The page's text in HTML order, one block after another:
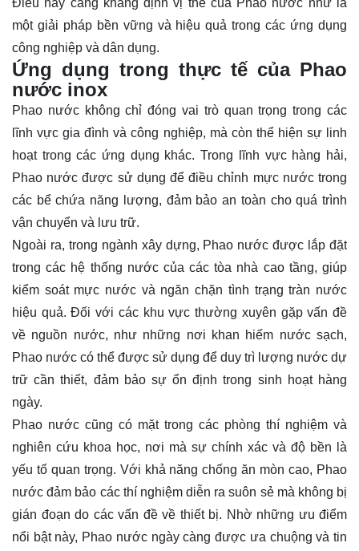
một giải pháp bền vững và hiệu quả trong các ứng dụng
công nghiệp và dân dụng.
Ứng dụng trong thực tế của Phao
nước inox
Phao nước không chỉ đóng vai trò quan trọng trong các
lĩnh vực gia đình và công nghiệp, mà còn thể hiện sự linh
hoạt trong các ứng dụng khác. Trong lĩnh vực hàng hải,
Phao nước được sử dụng để điều chỉnh mực nước trong
các bể chứa năng lượng, đảm bảo an toàn cho quá trình
vận chuyển và lưu trữ.
Ngoài ra, trong ngành xây dựng, Phao nước được lắp đặt
trong các hệ thống nước của các tòa nhà cao tầng, giúp
kiểm soát mực nước và ngăn chặn tình trạng tràn nước
hiệu quả. Đối với các khu vực thường xuyên gặp vấn đề
về nguồn nước, như những nơi khan hiếm nước sạch,
Phao nước có thể được sử dụng để duy trì lượng nước dự
trữ cần thiết, đảm bảo sự ổn định trong sinh hoạt hàng
ngày.
Phao nước cũng có mặt trong các phòng thí nghiệm và
nghiên cứu khoa học, nơi mà sự chính xác và độ bền là
yếu tố quan trọng. Với khả năng chống ăn mòn cao, Phao
nước đảm bảo các thí nghiệm diễn ra suôn sẻ mà không bị
gián đoạn do các vấn đề về thiết bị. Nhờ những ưu điểm
nổi bật này, Phao nước ngày càng được ưa chuộng và tin